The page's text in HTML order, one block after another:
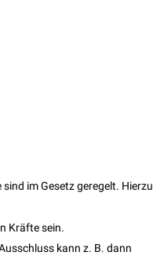
sind im Gesetz geregelt. Hierzu
Kräfte sein.
kann z. B. dann